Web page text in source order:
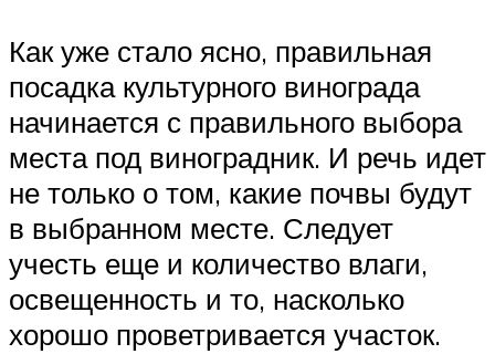
Как уже стало ясно, правильная
посадка культурного винограда
начинается с правильного выбора
места под виноградник. И речь идет
не только о том, какие почвы будут
в выбранном месте. Следует
учесть еще и количество влаги,
освещенность и то, насколько
хорошо проветривается участок.